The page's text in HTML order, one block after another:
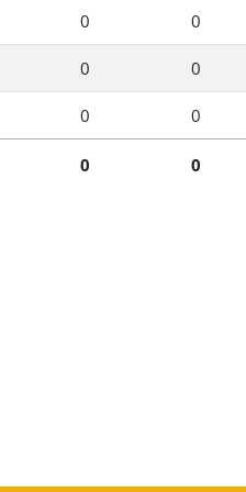
0 0
0 0
0 0
0 0